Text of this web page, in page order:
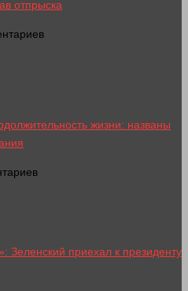
отпрыска
жизни: названы
Зеленский приехал к президенту